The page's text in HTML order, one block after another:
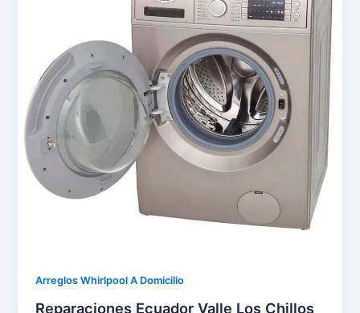
Arreglos Whirlpool A Domicilio
Reparaciones Ecuador Valle Los Chillos